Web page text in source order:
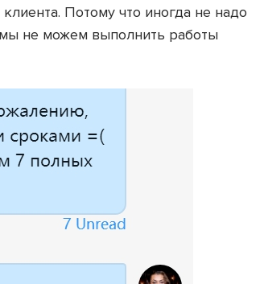
Потому что иногда не надо
не можем выполнить работы